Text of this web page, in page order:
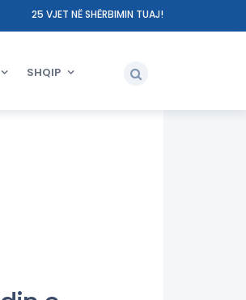
25 VJET NË SHËRBIMIN TUAJ!
SHQIP